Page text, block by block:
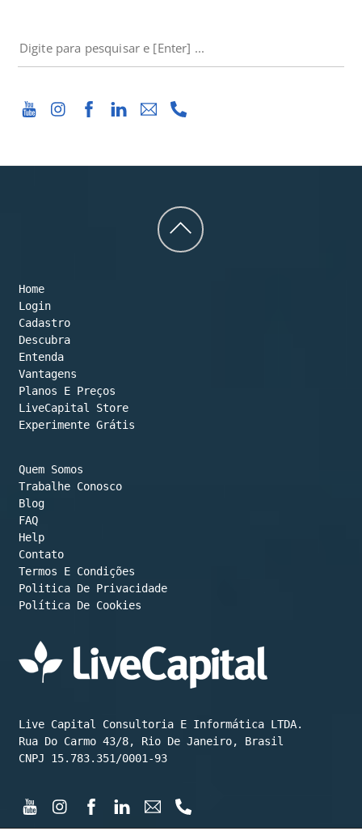
PESQUISAR
Back
Home
Login
Cadastro
Descubra
Entenda
Vantagens
Planos E Preços
LiveCapital Store
Experimente Grátis
Quem Somos
Trabalhe Conosco
Blog
FAQ
Help
Contato
Termos E Condições
Política De Cookies
Live Capital Consultoria E Informática LTDA.
Rua Do Carmo 43/8, Rio De Janeiro, Brasil
CNPJ 15.783.351/0001-93